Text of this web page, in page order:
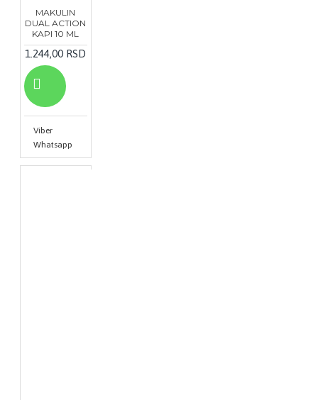
MAKULIN
DUAL ACTION
KAPI 10 ML
1.244,00 RSD
Viber
Whatsapp